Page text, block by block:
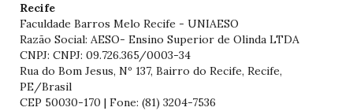
Recife
Faculdade Barros Melo Recife - UNIAESO
Razão Social: AESO- Ensino Superior de Olinda LTDA
CNPJ: CNPJ: 09.726.365/0003-34
Rua do Bom Jesus, Nº 137, Bairro do Recife, Recife,
PE/Brasil
CEP 50030-170 | Fone: (81) 3204-7536